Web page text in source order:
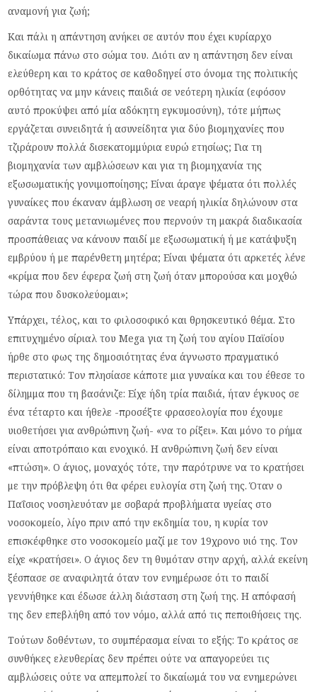
αναμονή για ζωή;
Και πάλι η απάντηση ανήκει σε αυτόν που έχει κυρίαρχο
δικαίωμα πάνω στο σώμα του. Διότι αν η απάντηση δεν είναι
ελεύθερη και το κράτος σε καθοδηγεί στο όνομα της πολιτικής
ορθότητας να μην κάνεις παιδιά σε νεότερη ηλικία (εφόσον
αυτό προκύψει από μία αδόκητη εγκυμοσύνη), τότε μήπως
εργάζεται συνειδητά ή ασυνείδητα για δύο βιομηχανίες που
τζιράρουν πολλά δισεκατομμύρια ευρώ ετησίως; Για τη
βιομηχανία των αμβλώσεων και για τη βιομηχανία της
εξωσωματικής γονιμοποίησης; Είναι άραγε ψέματα ότι πολλές
γυναίκες που έκαναν άμβλωση σε νεαρή ηλικία δηλώνουν στα
σαράντα τους μετανιωμένες που περνούν τη μακρά διαδικασία
προσπάθειας να κάνουν παιδί με εξωσωματική ή με κατάψυξη
εμβρύου ή με παρένθετη μητέρα; Είναι ψέματα ότι αρκετές λένε
«κρίμα που δεν έφερα ζωή στη ζωή όταν μπορούσα και μοχθώ
τώρα που δυσκολεύομαι»;
Υπάρχει, τέλος, και το φιλοσοφικό και θρησκευτικό θέμα. Στο
επιτυχημένο σίριαλ του Mega για τη ζωή του αγίου Παϊσίου
ήρθε στο φως της δημοσιότητας ένα άγνωστο πραγματικό
περιστατικό: Τον πλησίασε κάποτε μια γυναίκα και του έθεσε το
δίλημμα που τη βασάνιζε: Είχε ήδη τρία παιδιά, ήταν έγκυος σε
ένα τέταρτο και ήθελε -προσέξτε φρασεολογία που έχουμε
υιοθετήσει για ανθρώπινη ζωή- «να το ρίξει». Και μόνο το ρήμα
είναι αποτρόπαιο και ενοχικό. Η ανθρώπινη ζωή δεν είναι
«πτώση». Ο άγιος, μοναχός τότε, την παρότρυνε να το κρατήσει
με την πρόβλεψη ότι θα φέρει ευλογία στη ζωή της. Όταν ο
Παΐσιος νοσηλευόταν με σοβαρά προβλήματα υγείας στο
νοσοκομείο, λίγο πριν από την εκδημία του, η κυρία τον
επισκέφθηκε στο νοσοκομείο μαζί με τον 19χρονο υιό της. Τον
είχε «κρατήσει». Ο άγιος δεν τη θυμόταν στην αρχή, αλλά εκείνη
ξέσπασε σε αναφιλητά όταν τον ενημέρωσε ότι το παιδί
γεννήθηκε και έδωσε άλλη διάσταση στη ζωή της. Η απόφασή
της δεν επεβλήθη από τον νόμο, αλλά από τις πεποιθήσεις της.
Τούτων δοθέντων, το συμπέρασμα είναι το εξής: Το κράτος σε
συνθήκες ελευθερίας δεν πρέπει ούτε να απαγορεύει τις
αμβλώσεις ούτε να απεμπολεί το δικαίωμά του να ενημερώνει